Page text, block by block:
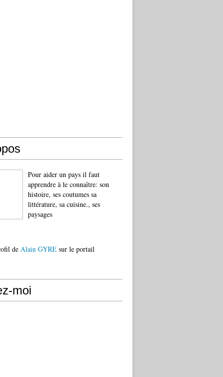
Pour aider un pays il faut
apprendre à le connaître: son
histoire, ses coutumes sa
littérature, sa cuisine., ses
paysages
de Alain GYRE sur le portail
moi